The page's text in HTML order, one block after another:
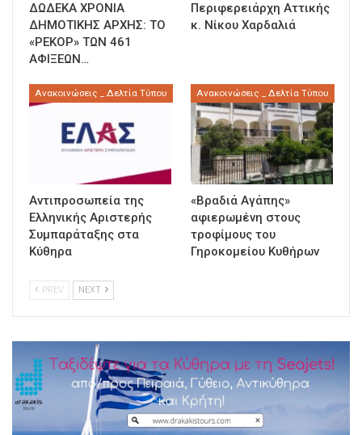
ΔΩΔΕΚΑ ΧΡΟΝΙΑ
ΔΗΜΟΤΙΚΗΣ ΑΡΧΗΣ: ΤΟ
«ΡΕΚΟΡ» ΤΩΝ 461
ΑΦΙΞΕΩΝ…
Περιφερειάρχη Αττικής
κ. Νίκου Χαρδαλιά
Ανακοινώσεις _ Δελτία Τύπου
Αντιπροσωπεία της
Ελληνικής Αριστερής
Συμπαράταξης στα
Κύθηρα
Ανακοινώσεις _ Δελτία Τύπου
«Βραδιά Αγάπης»
αφιερωμένη στους
τροφίμους του
Γηροκομείου Κυθήρων
PREV NEXT